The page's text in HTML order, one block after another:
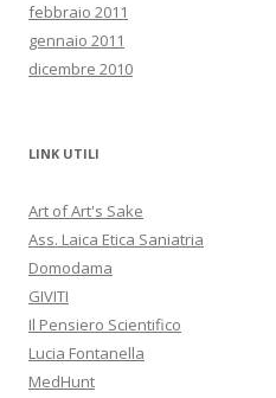
febbraio 2011
gennaio 2011
dicembre 2010
LINK UTILI
Art of Art's Sake
Ass. Laica Etica Saniatria
Domodama
GIVITI
Il Pensiero Scientifico
Lucia Fontanella
MedHunt